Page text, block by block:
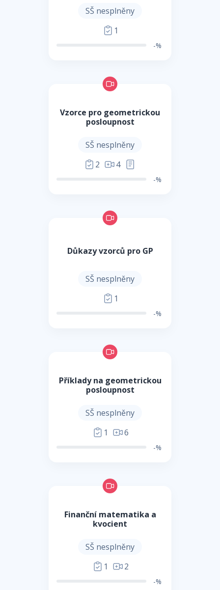
SŠ nesplněny
1
-%
Vzorce pro geometrickou
posloupnost
SŠ nesplněny
2
4
-%
Důkazy vzorců pro GP
SŠ nesplněny
1
-%
Příklady na geometrickou
posloupnost
SŠ nesplněny
1
6
-%
Finanční matematika a
kvocient
SŠ nesplněny
1
2
-%